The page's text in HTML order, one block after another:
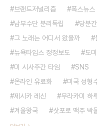
브랜드저널리즘 폭스뉴스
남부수단 분리독립
당분
그 노래는 어디서 왔을까
뉴욕타임스 정정보도
도
미 시사주간 타임
SNS
온라인 유료화
미국 성형
제시카 레신
무라카미 하
겨울왕국
삿포로 맥주 박